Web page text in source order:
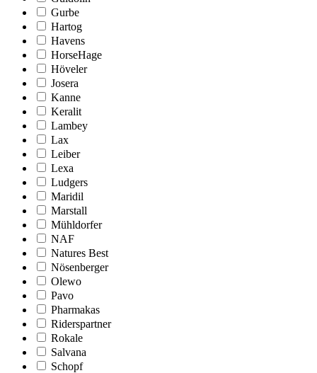
Gurbe
Hartog
Havens
HorseHage
Höveler
Josera
Kanne
Keralit
Lambey
Lax
Leiber
Lexa
Ludgers
Maridil
Marstall
Mühldorfer
NAF
Natures Best
Nösenberger
Olewo
Pavo
Pharmakas
Riderspartner
Rokale
Salvana
Schopf